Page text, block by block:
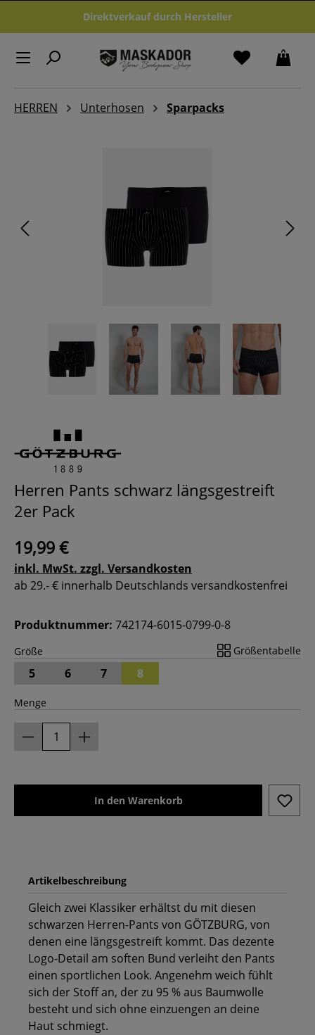
Zum Hauptinhalt springenDirektverkauf durch Hersteller
HERREN Unterhosen Sparpacks
Herren Pants schwarz längsgestreift
2er Pack
19,99 €
inkl. MwSt. zzgl. Versandkosten
ab 29.- € innerhalb Deutschlands versandkostenfrei
Produktnummer: 742174-6015-0799-0-8
Größe Größentabelle
5 6 7 8
Menge
In den Warenkorb
Artikelbeschreibung
Gleich zwei Klassiker erhältst du mit diesen
schwarzen Herren-Pants von GÖTZBURG, von
denen eine längsgestreift kommt. Das dezente
Logo-Detail am soften Bund verleiht den Pants
einen sportlichen Look. Angenehm weich fühlt
sich der Stoff an, der zu 95 % aus Baumwolle
besteht und sich ohne einzuengen an deine
Haut schmiegt.